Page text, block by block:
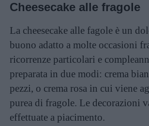
Cheesecake alle fragole
La cheesecake alle fagole è un
buono adatto a molte occasioni
ricorrenze particolari e
preparata in due modi: crema
pezzi, o crema rosa in cui viene
purea di fragole. Le decorazioni
effettuate a piacimento.